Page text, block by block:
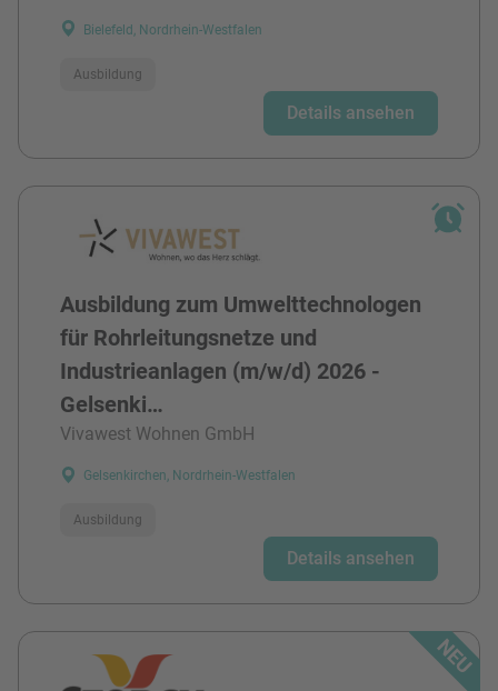
Bielefeld, Nordrhein-Westfalen
Ausbildung
Details ansehen
Ausbildung zum Umwelttechnologen
für Rohrleitungsnetze und
Industrieanlagen (m/w/d) 2026 -
Gelsenki…
Vivawest Wohnen GmbH
Gelsenkirchen, Nordrhein-Westfalen
Ausbildung
Details ansehen